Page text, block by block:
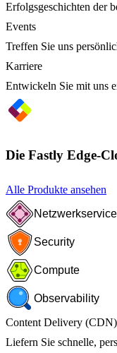
Erfolgsgeschichten der
Events
Treffen Sie uns
Karriere
Entwickeln Sie mit uns
Die Fastly Edge-
Alle Produkte ansehen
Security
Compute
Observability
Content Delivery (CDN)
Liefern Sie schnelle,